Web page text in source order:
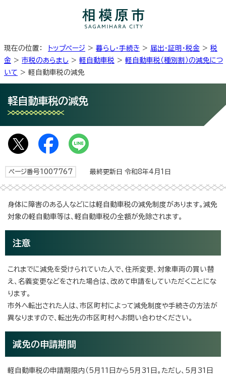
現在の位置： トップページ > 暮らし・手続き > 届出・証明・税金 > 税
金 > 市税のあらまし > 軽自動車税 > 軽自動車税（種別割）の減免につ
いて > 軽自動車税の減免
軽自動車税の減免
ページ番号1007767 最終更新日 令和8年4月1日
身体に障害のある人などには軽自動車税の減免制度があります。減免
対象の軽自動車等は、軽自動車税の全額が免除されます。
注意
これまでに減免を受けられていた人で、住所変更、対象車両の買い替
え、名義変更などをされた場合は、改めて申請をしていただくことにな
ります。
市外へ転出された人は、市区町村によって減免制度や手続きの方法が
異なりますので、転出先の市区町村へお問い合わせください。
減免の申請期間
軽自動車税の申請期限内（5月11日から5月31日。ただし、5月31日